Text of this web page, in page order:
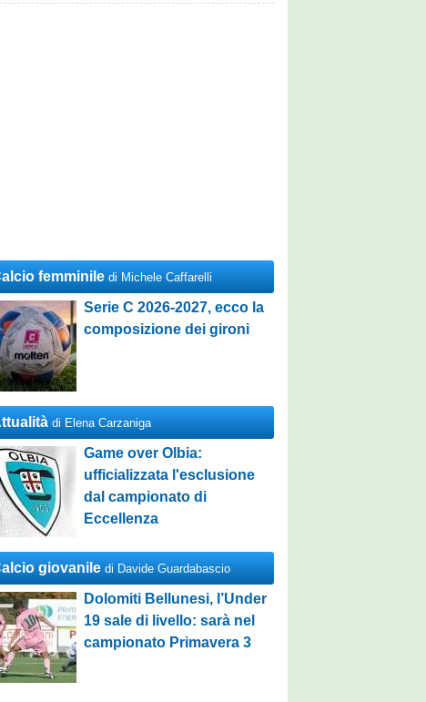
femminile di Michele Caffarelli
Serie C 2026-2027, ecco la
composizione dei gironi
di Elena Carzaniga
Game over Olbia:
ufficializzata l'esclusione
dal campionato di
Eccellenza
giovanile di Davide Guardabascio
Dolomiti Bellunesi, l’Under
19 sale di livello: sarà nel
campionato Primavera 3